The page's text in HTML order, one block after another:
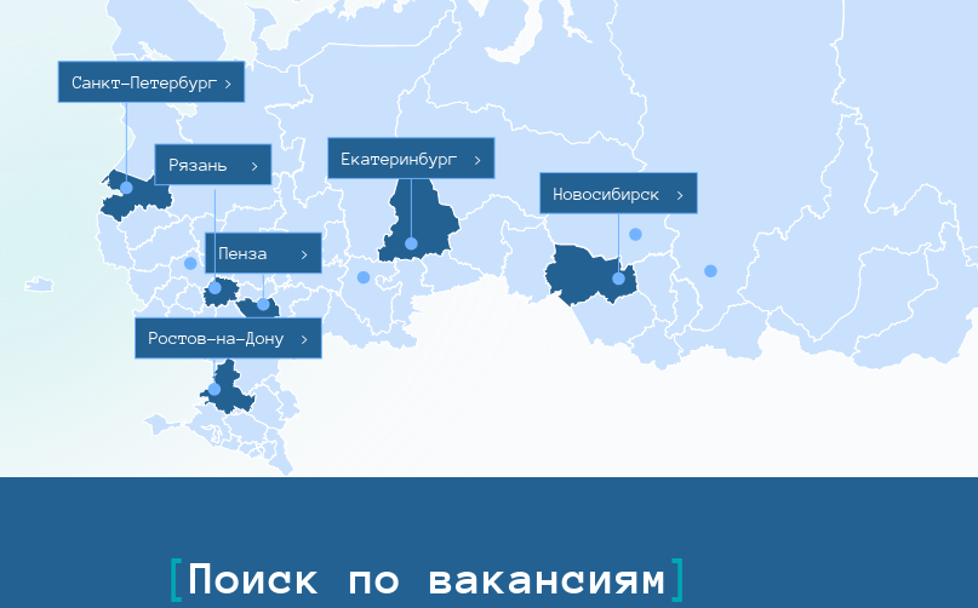
Санкт-Петербург >
Ростов-на-Дону >
Пенза >
Екатеринбург
>
Новосибирск
>
Рязань >
Поиск по вакансиям